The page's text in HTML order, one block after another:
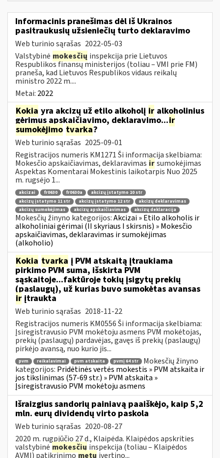
Informacinis pranešimas dėl iš Ukrainos
pasitraukusių užsieniečių turto deklaravimo
Web turinio sąrašas 2022-05-03
Valstybinė mokesčių inspekcija prie Lietuvos
Respublikos finansų ministerijos (toliau – VMI prie FM)
praneša, kad Lietuvos Respublikos vidaus reikalų
ministro 2022 m....
Metai: 2022
Kokia yra akcizų už etilo alkoholį ir alkoholinius
gėrimus apskaičiavimo, deklaravimo...ir
sumokėjimo tvarka?
Web turinio sąrašas 2025-09-01
Registracijos numeris KM1271 Ši informacija skelbiama:
Mokesčio apskaičiavimas, deklaravimas irsumokėjimas
Aspektas Komentarai Mokestinis laikotarpis Nuo 2025
m. rugsėjo 1...
akcizai fr0630 fr0630a
akcizų įstatymo 10 str
akcizų įstatymo 11 str
akcizų įstatymo 12 str
akcizų deklaravimas
akcizų sumokėjimas
akcizų apskaičiavimas akcizų deklaracija
Mokesčių žinyno kategorijos:Akcizai » Etilo alkoholis ir
alkoholiniai gėrimai (II skyriaus I skirsnis) » Mokesčio
apskaičiavimas, deklaravimas ir sumokėjimas
(alkoholio)
Kokia tvarka į PVM atskaitą įtraukiama
pirkimo PVM suma, išskirta PVM
sąskaitoje...faktūroje tokių įsigytų prekių
(paslaugų), už kurias buvo sumokėtas avansas
ir įtraukta
Web turinio sąrašas 2018-11-22
Registracijos numeris KM0556 Ši informacija skelbiama:
Įsiregistravusio PVM mokėtoju asmens PVM mokėtojas,
prekių (paslaugų) pardavėjas, gavęs iš prekių (paslaugų)
pirkėjo avansą, nuo kurio jis...
pvm reikalavimai pvm atskaita pvmį 64 str
Mokesčių žinyno
kategorijos: Pridėtinės vertės mokestis » PVM atskaita ir
jos tikslinimas (57-69 str.) » PVM atskaita »
Įsiregistravusio PVM mokėtoju asmens
Išraizgius sandorių painiavą paaiškėjo, kaip 5,2
mln. eurų dividendų virto paskola
Web turinio sąrašas 2020-08-27
2020 m. rugpjūčio 27 d., Klaipėda. Klaipėdos apskrities
valstybinė mokesčių inspekcija (toliau – Klaipėdos
AVMI) patikrinimometu įvertino...